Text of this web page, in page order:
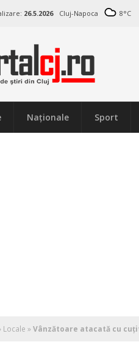
26.5.2026 Cluj-Napoca 8°C
Naţionale Sport
Locale »Vânzătoare atacată cu